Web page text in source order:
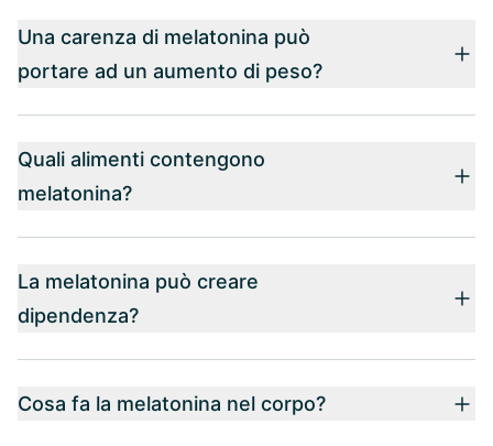
Una carenza di melatonina può
portare ad un aumento di peso?
Quali alimenti contengono
melatonina?
La melatonina può creare
dipendenza?
Cosa fa la melatonina nel corpo?